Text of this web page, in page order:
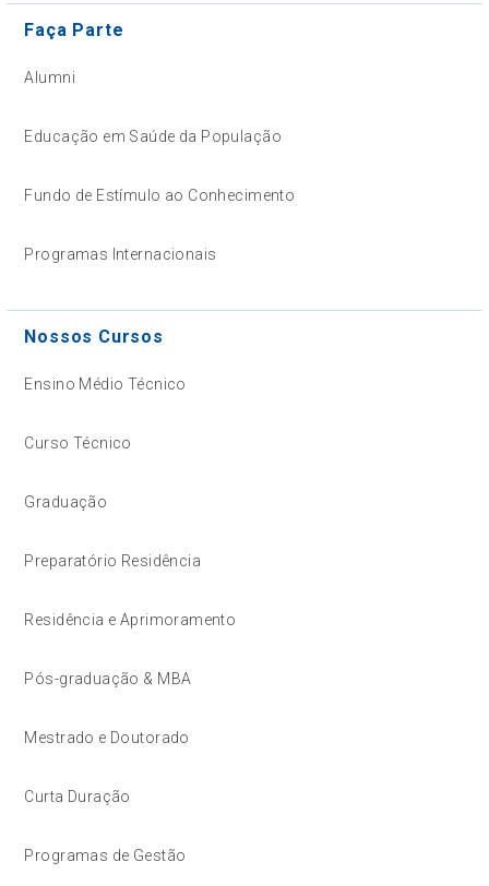
Faça Parte
Alumni
Educação em Saúde da População
Fundo de Estímulo ao Conhecimento
Programas Internacionais
Nossos Cursos
Ensino Médio Técnico
Curso Técnico
Graduação
Preparatório Residência
Residência e Aprimoramento
Pós-graduação & MBA
Mestrado e Doutorado
Curta Duração
Programas de Gestão